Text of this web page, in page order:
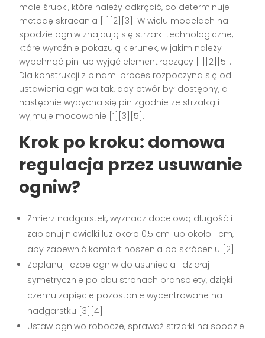
małe śrubki, które należy odkręcić, co determinuje
metodę skracania [1][2][3]. W wielu modelach na
spodzie ogniw znajdują się strzałki technologiczne,
które wyraźnie pokazują kierunek, w jakim należy
wypchnąć pin lub wyjąć element łączący [1][2][5].
Dla konstrukcji z pinami proces rozpoczyna się od
ustawienia ogniwa tak, aby otwór był dostępny, a
następnie wypycha się pin zgodnie ze strzałką i
wyjmuje mocowanie [1][3][5].
Krok po kroku: domowa
regulacja przez usuwanie
ogniw?
Zmierz nadgarstek, wyznacz docelową długość i
zaplanuj niewielki luz około 0,5 cm lub około 1 cm,
aby zapewnić komfort noszenia po skróceniu [2].
Zaplanuj liczbę ogniw do usunięcia i działaj
symetrycznie po obu stronach bransolety, dzięki
czemu zapięcie pozostanie wycentrowane na
nadgarstku [3][4].
Ustaw ogniwo robocze, sprawdź strzałki na spodzie